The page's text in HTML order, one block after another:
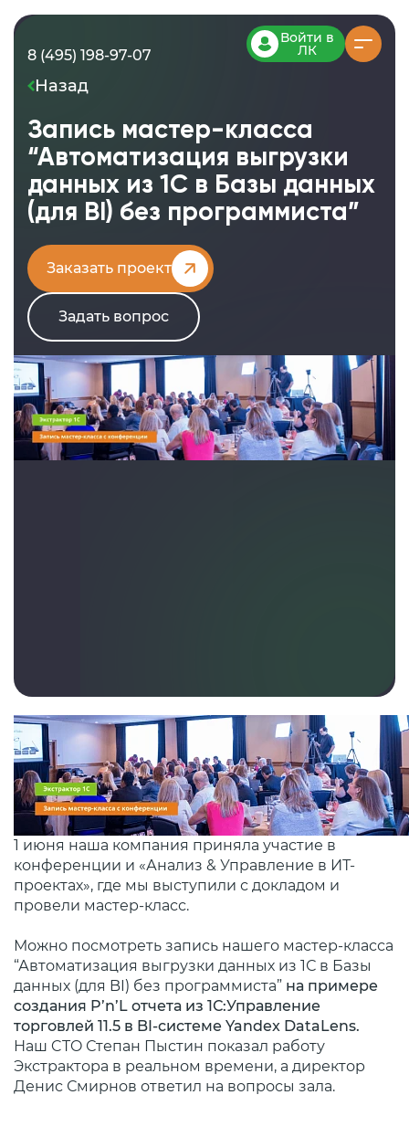
8 (495) 198-97-07
Войти в
ЛК
Назад
Запись мастер-класса
“Автоматизация выгрузки
данных из 1С в Базы данных
(для BI) без программиста”
Заказать проект
Задать вопрос
1 июня наша компания приняла участие в
конференции и «Анализ & Управление в ИТ-
проектах», где мы выступили с докладом и
провели мастер-класс.
Можно посмотреть запись нашего мастер-класса
“Автоматизация выгрузки данных из 1С в Базы
данных (для BI) без программиста” на примере
создания P’n’L отчета из 1С:Управление
торговлей 11.5 в BI-системе Yandex DataLens.
Наш CTO Степан Пыстин показал работу
Экстрактора в реальном времени, а директор
Денис Смирнов ответил на вопросы зала.